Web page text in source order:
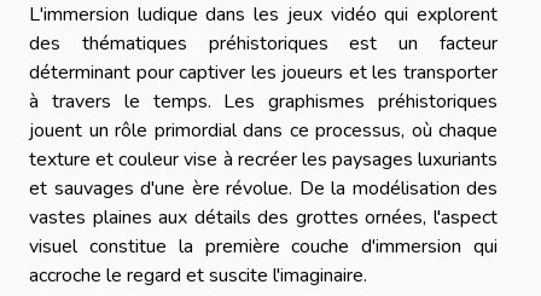
L'immersion ludique dans les jeux vidéo qui explorent
des thématiques préhistoriques est un facteur
déterminant pour captiver les joueurs et les transporter
à travers le temps. Les graphismes préhistoriques
jouent un rôle primordial dans ce processus, où chaque
texture et couleur vise à recréer les paysages luxuriants
et sauvages d'une ère révolue. De la modélisation des
vastes plaines aux détails des grottes ornées, l'aspect
visuel constitue la première couche d'immersion qui
accroche le regard et suscite l'imaginaire.